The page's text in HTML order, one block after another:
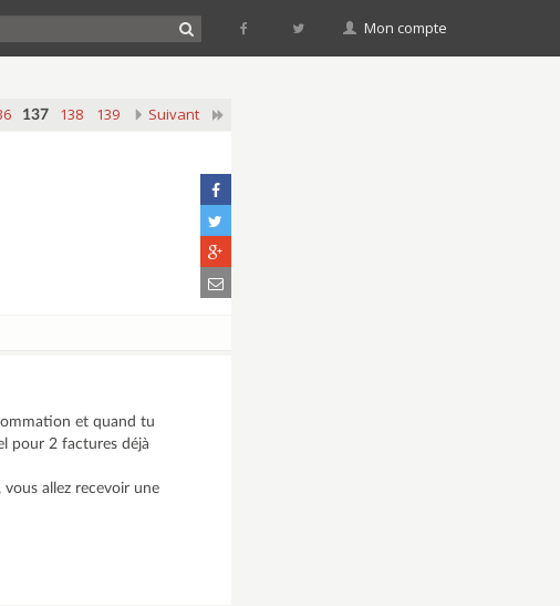
Mon compte
137 138 139 Suivant
et quand tu
pour 2 factures déjà
allez recevoir une